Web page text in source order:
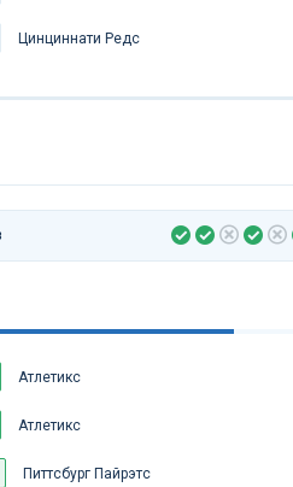
Цинциннати Редс
Атлетикс
Атлетикс
Питтсбург Пайрэтс